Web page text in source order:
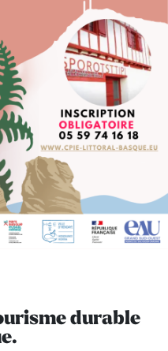
durable